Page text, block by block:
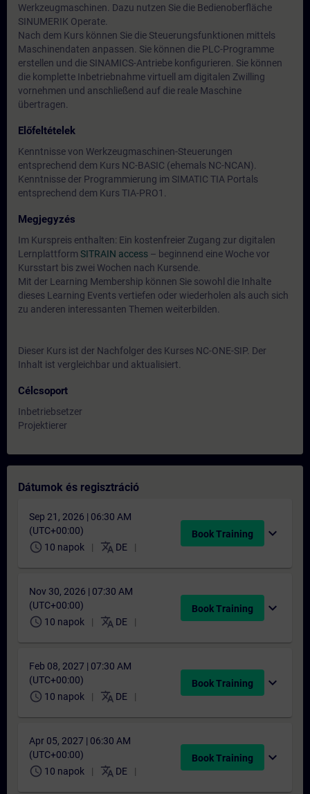
Werkzeugmaschinen. Dazu nutzen Sie die Bedienoberfläche
SINUMERIK Operate.
Nach dem Kurs können Sie die Steuerungsfunktionen mittels
Maschinendaten anpassen. Sie können die PLC-Programme
erstellen und die SINAMICS-Antriebe konfigurieren. Sie können
die komplette Inbetriebnahme virtuell am digitalen Zwilling
vornehmen und anschließend auf die reale Maschine
übertragen.
Előfeltételek
Kenntnisse von Werkzeugmaschinen-Steuerungen
entsprechend dem Kurs NC-BASIC (ehemals NC-NCAN).
Kenntnisse der Programmierung im SIMATIC TIA Portals
entsprechend dem Kurs TIA-PRO1.
Megjegyzés
Im Kurspreis enthalten: Ein kostenfreier Zugang zur digitalen
Lernplattform SITRAIN access – beginnend eine Woche vor
Kursstart bis zwei Wochen nach Kursende.
Mit der Learning Membership können Sie sowohl die Inhalte
dieses Learning Events vertiefen oder wiederholen als auch sich
zu anderen interessanten Themen weiterbilden.
Dieser Kurs ist der Nachfolger des Kurses NC-ONE-SIP. Der
Inhalt ist vergleichbar und aktualisiert.
Célcsoport
Inbetriebsetzer
Projektierer
Dátumok és regisztráció
Sep 21, 2026 | 06:30 AM
(UTC+00:00)
schedule 10 napok translate DE
Book Training expand_more
Nov 30, 2026 | 07:30 AM
(UTC+00:00)
schedule 10 napok translate DE
Book Training expand_more
Feb 08, 2027 | 07:30 AM
(UTC+00:00)
schedule 10 napok translate DE
Book Training expand_more
Apr 05, 2027 | 06:30 AM
(UTC+00:00)
schedule 10 napok translate DE
Book Training expand_more